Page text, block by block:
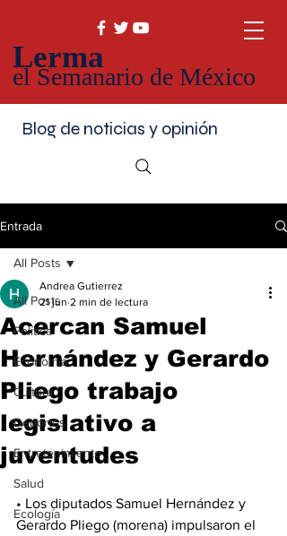
Lerma
el Semanario de México
Blog de noticias y opinión
Entrada
All Posts
Política
Economía
Cultura
Deportes
Entretenimiento
Salud
Ecología
All Posts
Acercan Samuel
Hernández y Gerardo
Pliego trabajo
legislativo a
juventudes
Andrea Gutierrez
21 jun 2 min de lectura
• Los diputados Samuel Hernández y
Gerardo Pliego (morena) impulsaron el